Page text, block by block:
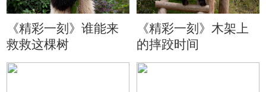
《精彩一刻》谁能来
救救这棵树
《精彩一刻》木架上
的摔跤时间